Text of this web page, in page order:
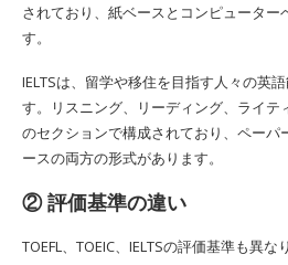
されており、紙ベースとコンピューター
す。
IELTSは、留学や移住を目指す人々の英
す。リスニング、リーディング、ライテ
のセクションで構成されており、ペーパ
ースの両方の形式があります。
② 評価基準の違い
TOEFL、TOEIC、IELTSの評価基準も異な